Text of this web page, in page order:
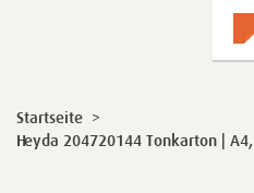
Startseite >
Heyda 204720144 Tonkarton |